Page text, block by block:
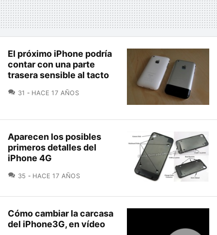
El próximo iPhone podría
contar con una parte
trasera sensible al tacto
31 COMENTARIOS
HACE 17 AÑOS
Aparecen los posibles
primeros detalles del
iPhone 4G
35 COMENTARIOS
HACE 17 AÑOS
Cómo cambiar la carcasa
del iPhone3G, en vídeo